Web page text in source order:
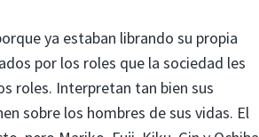
ya estaban librando su propia
por los roles que la sociedad les
roles. Interpretan tan bien sus
sobre los hombres de sus vidas. El